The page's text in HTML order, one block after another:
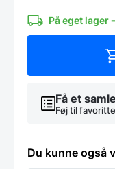
monteret
vandret
På eget lager
Få et
Føj til
Du kunne også